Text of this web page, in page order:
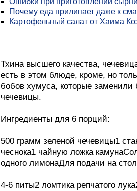
Ошибки при приготовлении
Почему еда прилипает даже к
Картофельный салат от Хаима
Тхина высшего качества,
есть в этом блюде, кроме, но
бобов хумуса, которые заменили
чечевицы.
Ингредиенты для 6 порций:
500 грамм зеленой чечевицы1
чеснока1 чайную ложка
одного лимонаДля подачи на
4-6 питы2 ломтика репчатого